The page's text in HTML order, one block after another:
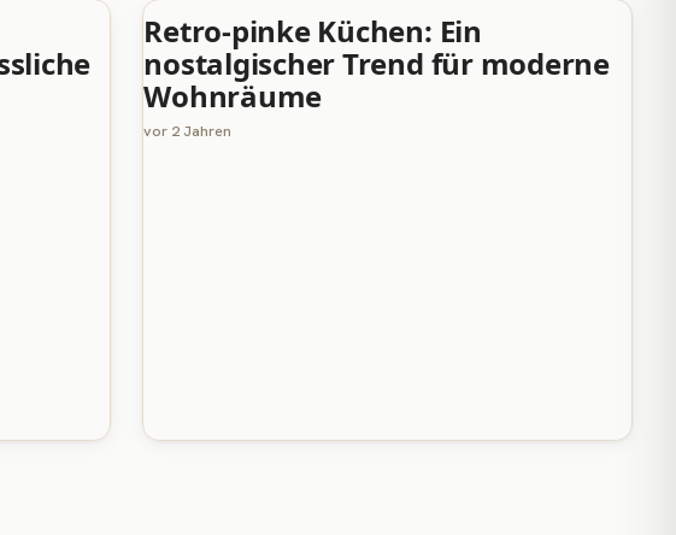
UNCATEGORIZED
Retro-pinke Küchen: Ein
nostalgischer Trend für moderne
Wohnräume
vor 2 Jahren